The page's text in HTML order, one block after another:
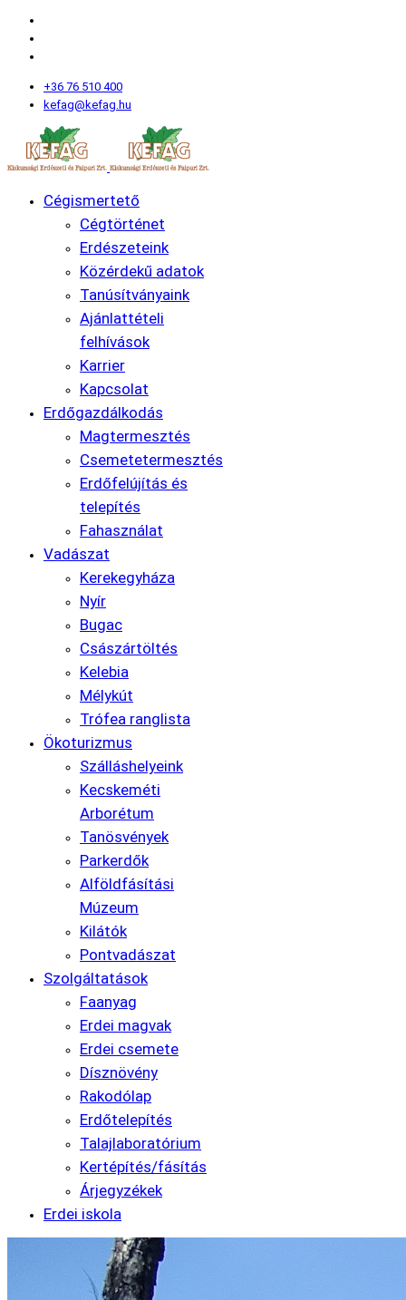
+36 76 510 400
kefag@kefag.hu
Cégismertető
Cégtörténet
Erdészeteink
Közérdekű adatok
Tanúsítványaink
Ajánlattételi
felhívások
Karrier
Kapcsolat
Erdőgazdálkodás
Magtermesztés
Csemetetermesztés
Erdőfelújítás és
telepítés
Fahasználat
Vadászat
Kerekegyháza
Nyír
Bugac
Császártöltés
Kelebia
Mélykút
Trófea ranglista
Ökoturizmus
Szálláshelyeink
Kecskeméti
Arborétum
Tanösvények
Parkerdők
Alföldfásítási
Múzeum
Kilátók
Pontvadászat
Szolgáltatások
Faanyag
Erdei magvak
Erdei csemete
Dísznövény
Rakodólap
Erdőtelepítés
Talajlaboratórium
Kertépítés/fásítás
Árjegyzékek
Erdei iskola